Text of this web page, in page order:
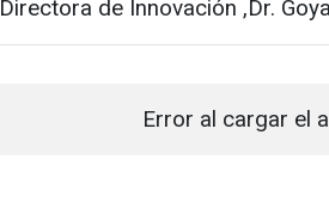
Directora de Innovación ,Dr.
Error al cargar el